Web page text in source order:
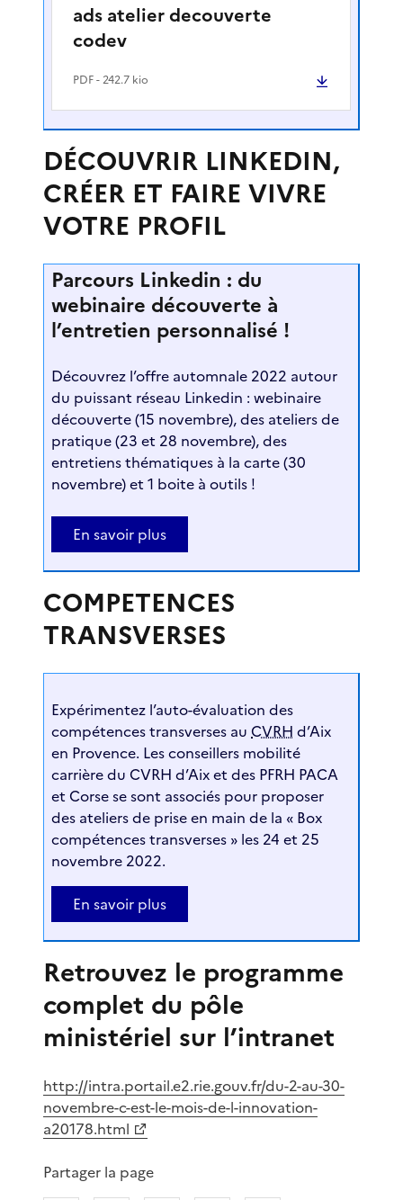
ads atelier decouverte
codev
PDF- 242.7 kio
DÉCOUVRIR LINKEDIN,
CRÉER ET FAIRE VIVRE
VOTRE PROFIL
Parcours Linkedin : du
webinaire découverte à
l’entretien personnalisé !
Découvrez l’offre automnale 2022 autour
du puissant réseau Linkedin : webinaire
découverte (15 novembre), des ateliers de
pratique (23 et 28 novembre), des
entretiens thématiques à la carte (30
novembre) et 1 boite à outils !
En savoir plus
COMPETENCES
TRANSVERSES
Expérimentez l’auto-évaluation des
compétences transverses au CVRH d’Aix
en Provence. Les conseillers mobilité
carrière du CVRH d’Aix et des PFRH PACA
et Corse se sont associés pour proposer
des ateliers de prise en main de la « Box
compétences transverses » les 24 et 25
novembre 2022.
En savoir plus
Retrouvez le programme
complet du pôle
ministériel sur l’intranet
http://intra.portail.e2.rie.gouv.fr/du-2-au-30-
novembre-c-est-le-mois-de-l-innovation-
a20178.html
Partager la page